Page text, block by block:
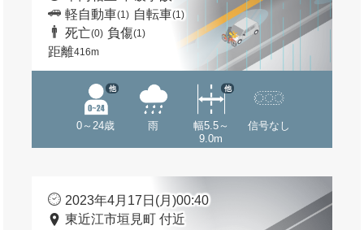
軽自動車(1) 自転車(1)
死亡(0) 負傷(1)
距離416m
0～24歳
他
雨
幅5.5～
9.0m
他
信号なし
2023年4月17日(月)00:40
東近江市垣見町 付近